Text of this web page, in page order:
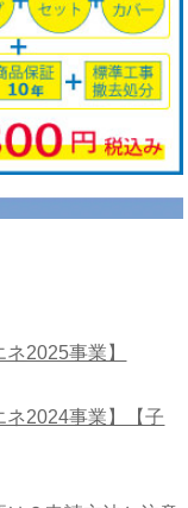
2025事業】
2024事業】【子